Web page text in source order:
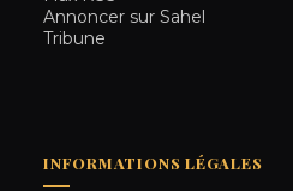
Annoncer sur Sahel
Tribune
INFORMATIONS LÉGALES